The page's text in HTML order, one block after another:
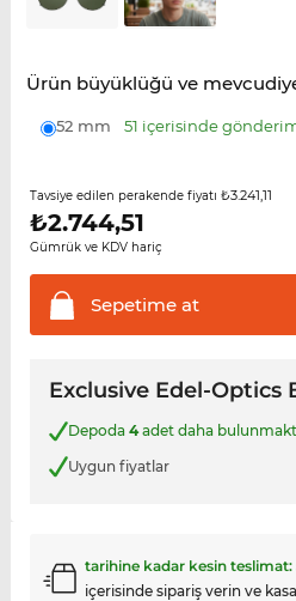
Ürün büyüklüğü ve
52 mm 51 içerisinde
Tavsiye edilen perakende fiyatı ₺3.241,11
₺2.744,51
Gümrük ve KDV hariç
Sepetimeat
Exclusive Edel-Optics
Depoda 4adet daha
Uygun fiyatlar
tarihine kadar kesin teslimat:
içerisinde sipariş verin ve